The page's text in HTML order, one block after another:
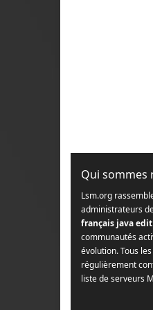
Qui sommes
Lsm.org
administrateurs
français java
communautés
évolution. Tous
régulièrement
liste de serveurs